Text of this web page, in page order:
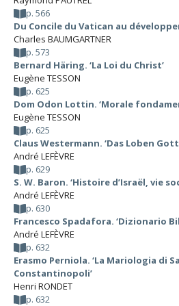
p. 566
Du Concile du Vatican au
Charles BAUMGARTNER
p. 573
Bernard Häring. ‘La Loi du Christ’
Eugène TESSON
p. 625
Dom Odon Lottin. ‘Morale
Eugène TESSON
p. 625
Claus Westermann. ‘Das Loben
André LEFÈVRE
p. 629
S. W. Baron. ‘Histoire d’Israël, vie
André LEFÈVRE
p. 630
Francesco Spadafora. ‘Dizionario
André LEFÈVRE
p. 632
Erasmo Perniola. ‘La Mariologia di
Constantinopoli’
Henri RONDET
p. 632